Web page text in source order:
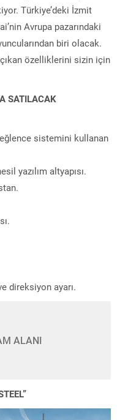
Türkiye’deki İzmit
Avrupa pazarındaki
biri olacak.
özelliklerini sizin için
SATILACAK
sistemini kullanan
yazılım altyapısı.
direksiyon ayarı.
ALANI